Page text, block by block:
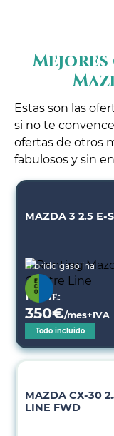
Estas son las
si no te
ofertas de otros
fabulosos y sin
MAZDA 3 2.5 E-
Híbrido gasolina
Desde:
350€/mes+IVA
Todo incluido
MAZDA CX-30
LINE FWD